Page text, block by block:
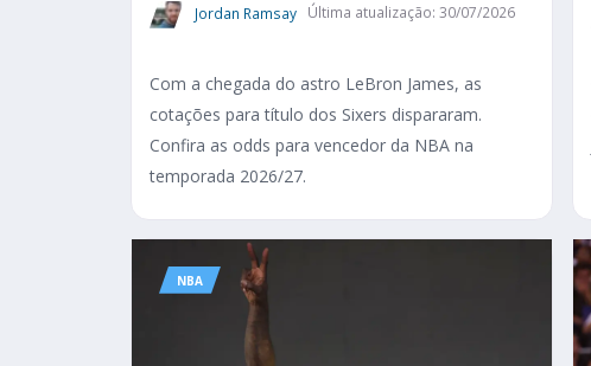
Jordan Ramsay Última atualização: 30/07/2026
Com a chegada do astro LeBron James, as
cotações para título dos Sixers dispararam.
Confira as odds para vencedor da NBA na
temporada 2026/27.
NBA